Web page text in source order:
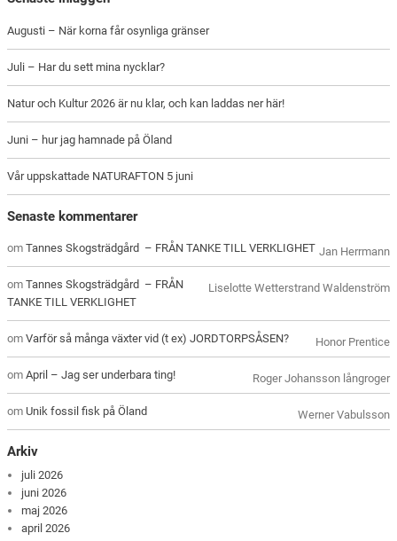
Augusti – När korna får osynliga gränser
Juli – Har du sett mina nycklar?
Natur och Kultur 2026 är nu klar, och kan laddas ner här!
Juni – hur jag hamnade på Öland
Vår uppskattade NATURAFTON 5 juni
Senaste kommentarer
Jan Herrmann
omTannes Skogsträdgård – FRÅN TANKE TILL VERKLIGHET
Liselotte Wetterstrand Waldenström
omTannes Skogsträdgård – FRÅN
TANKE TILL VERKLIGHET
Honor Prentice
omVarför så många växter vid (t ex) JORDTORPSÅSEN?
Roger Johansson långroger
omApril – Jag ser underbara ting!
Werner Vabulsson
om Unik fossil fisk på Öland
Arkiv
juli 2026
juni 2026
maj 2026
april 2026